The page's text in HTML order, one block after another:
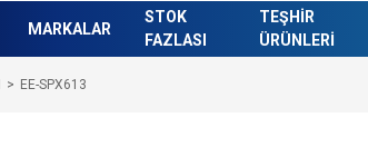
MARKALAR
STOK
FAZLASI
TEŞHİR
ÜRÜNLERİ
EE-SPX613